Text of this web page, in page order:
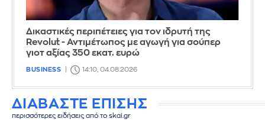
Δικαστικές περιπέτειες για τον ιδρυτή της
Revolut - Αντιμέτωπος με αγωγή για σούπερ
γιοτ αξίας 350 εκατ. ευρώ
BUSINESS 14:10, 04.08.2026
ΔΙΑΒΑΣΤΕ ΕΠΙΣΗΣ
περισσότερες ειδήσεις από το skai.gr